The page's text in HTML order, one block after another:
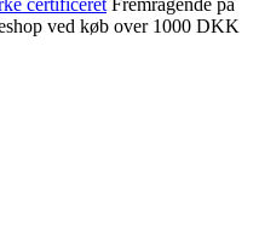
certificeret Fremragende på
ved køb over 1000 DKK